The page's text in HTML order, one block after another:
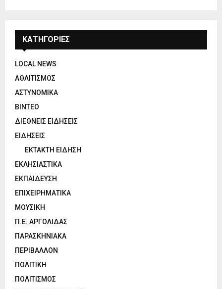
ΚΑΤΗΓΟΡΙΕΣ
LOCAL NEWS
ΑΘΛΙΤΙΣΜΟΣ
ΑΣΤΥΝΟΜΙΚΑ
ΒΙΝΤΕΟ
ΔΙΕΘΝΕΙΣ ΕΙΔΗΣΕΙΣ
ΕΙΔΗΣΕΙΣ
ΕΚΤΑΚΤΗ ΕΙΔΗΣΗ
ΕΚΛΗΣΙΑΣΤΙΚΑ
ΕΚΠΑΙΔΕΥΣΗ
ΕΠΙΧΕΙΡΗΜΑΤΙΚΑ
ΜΟΥΣΙΚΗ
Π.Ε. ΑΡΓΟΛΙΔΑΣ
ΠΑΡΑΣΚΗΝΙΑΚΑ
ΠΕΡΙΒΑΛΛΟΝ
ΠΟΛΙΤΙΚΗ
ΠΟΛΙΤΙΣΜΟΣ